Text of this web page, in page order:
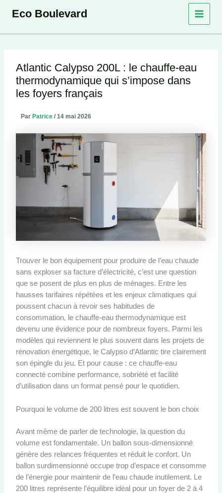
Eco Boulevard
Atlantic Calypso 200L : le chauffe-eau
thermodynamique qui s’impose dans
les foyers français
Par Patrice / 14 mai 2026
Trouver le bon équipement pour produire de l’eau chaude
sans exploser sa facture d’électricité, c’est une question
que se posent de plus en plus de ménages. Entre les
hausses tarifaires répétées et les enjeux climatiques qui
poussent chacun à revoir ses habitudes de
consommation, le chauffe-eau thermodynamique est
devenu une évidence pour de nombreux foyers. Parmi les
modèles qui reviennent le plus souvent dans les projets de
rénovation énergétique, le Calypso d’Atlantic tire clairement
son épingle du jeu. Et pour cause : ce chauffe-eau
connecté combine performance, sobriété et facilité
d’utilisation dans un format pensé pour le quotidien.
Pourquoi le volume de 200 litres est souvent le bon choix
Avant même de parler de technologie, la question du
volume est fondamentale. Un ballon sous-dimensionné
génère des relances fréquentes et réduit le confort. Un
ballon surdimensionné occupe trop d’espace et consomme
de l’énergie pour maintenir de l’eau chaude inutilement. Le
200 litres représente l’équilibre idéal pour un foyer de 2 à 4